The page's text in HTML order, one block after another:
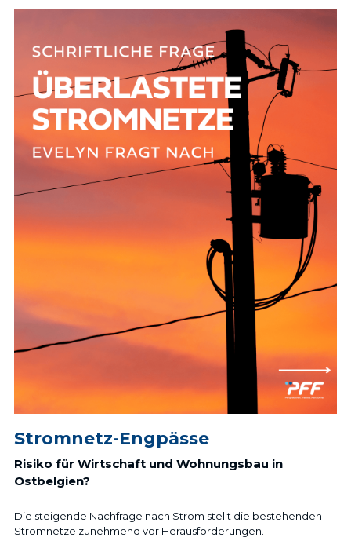
Stromnetz-Engpässe
Risiko für Wirtschaft und Wohnungsbau in
Ostbelgien?
Die steigende Nachfrage nach Strom stellt die bestehenden
Stromnetze zunehmend vor Herausforderungen.